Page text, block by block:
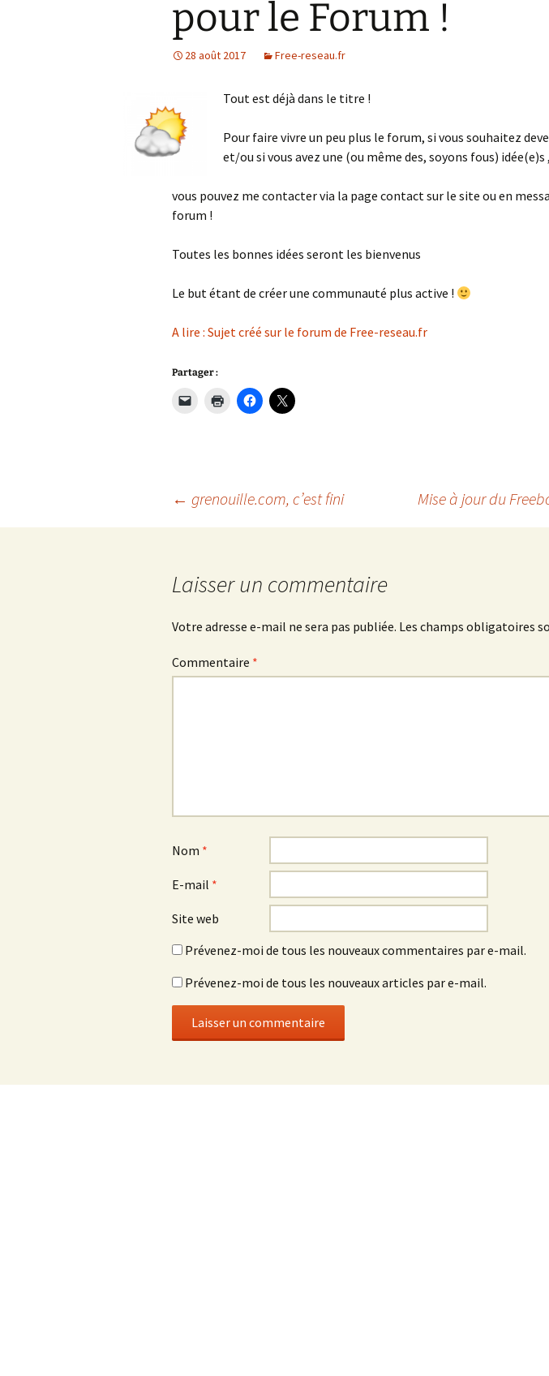
pour le Forum !
28 août 2017 Free-reseau.fr
Tout est déjà dans le titre !
Pour faire vivre un peu plus le forum, si vous souhaitez
et/ou si vous avez une (ou même des, soyons fous) idée(e)s ,
vous pouvez me contacter via la page contact sur le site ou en
forum !
Toutes les bonnes idées seront les bienvenus
Le but étant de créer une communauté plus active !
A lire : Sujet créé sur le forum de Free-reseau.fr
Partager :
Navigation
← grenouille.com, c’est fini Mise à jour du
Laisser un commentaire
Votre adresse e-mail ne sera pas publiée. Les champs obligatoires
Commentaire *
Nom *
E-mail *
Site web
Prévenez-moi de tous les nouveaux commentaires par e-mail.
Prévenez-moi de tous les nouveaux articles par e-mail.